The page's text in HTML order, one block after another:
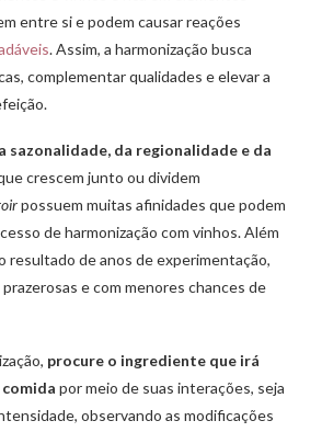
entre si e podem causar reações
. Assim, a harmonização busca
complementar qualidades e elevar a
sazonalidade, da regionalidade e da
crescem junto ou dividem
possuem muitas afinidades que podem
de harmonização com vinhos. Além
resultado de anos de experimentação,
e com menores chances de
procure o ingrediente que irá
por meio de suas interações, seja
observando as modificações